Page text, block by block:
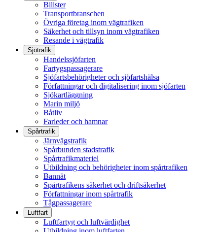
Bilister
Transportbranschen
Övriga företag inom vägtrafiken
Säkerhet och tillsyn inom vägtrafiken
Resande i vägtrafik
Sjötrafik
Handelssjöfarten
Fartygspassagerare
Sjöfartsbehörigheter och sjöfartshälsa
Författningar och digitalisering inom sjöfarten
Sjökartläggning
Marin miljö
Båtliv
Farleder och hamnar
Spårtrafik
Järnvägstrafik
Spårbunden stadstrafik
Spårtrafikmateriel
Utbildning och behörigheter inom spårtrafiken
Bannät
Spårtrafikens säkerhet och driftsäkerhet
Författningar inom spårtrafik
Tågpassagerare
Luftfart
Luftfartyg och luftvärdighet